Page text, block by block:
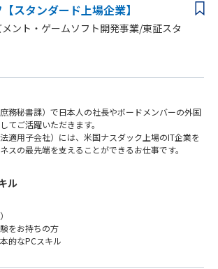
名、スタッフ4名、派遣1名。
拡大し、10年連続黒字決算を実現◎
ーの車載製品や、住宅の断熱材・耐震用部材、物流
緩衝材・包装材として同社の製品が使われていま
ローバルサプライヤーとして確固たる地位を築く◎
れる「ピーブロック」は同社が世界で初めて開発し
熱性・断熱性に優れ、焼却時もダイオキシンの発生
業の拡大など設立60年に至る歴史ある企業ながら挑
員一人ひとりが活躍できるフィールドがあることが
売拠点が多くあり、さらにグローバル展開を加速さ
スタンダード上場企業】
ント・ゲームソフト開発事業/東証スタ
務秘書課）で日本人の社長やボードメンバーの外国
てご活躍いただきます。
適用子会社）には、米国ナスダック上場のIT企業を
スの最先端を支えることができるお仕事です。
ルの和訳・英訳、会議体の調整、会議資料の和訳・
サポート、通訳等）
ト対応、株主関連等（ご経歴による）
ル
をお持ちの方
的なPCスキル